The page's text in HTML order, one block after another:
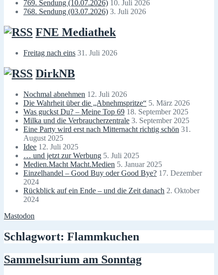
769. Sendung (10.07.2026) 10. Juli 2026
768. Sendung (03.07.2026) 3. Juli 2026
FNE Mediathek
Freitag nach eins 31. Juli 2026
DirkNB
Nochmal abnehmen 12. Juli 2026
Die Wahrheit über die „Abnehmspritze“ 5. März 2026
Was guckst Du? – Meine Top 69 18. September 2025
Milka und die Verbraucherzentrale 3. September 2025
Eine Party wird erst nach Mitternacht richtig schön 31.
August 2025
Idee 12. Juli 2025
… und jetzt zur Werbung 5. Juli 2025
Medien.Macht Macht.Medien 5. Januar 2025
Einzelhandel – Good Buy oder Good Bye? 17. Dezember
2024
Rückblick auf ein Ende – und die Zeit danach 2. Oktober
2024
Mastodon
Schlagwort: Flammkuchen
Sammelsurium am Sonntag